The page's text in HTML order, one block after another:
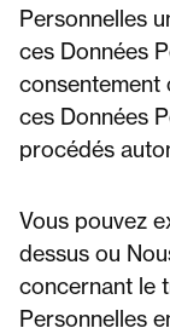
Personnelles
ces Données
consentement
ces Données
procédés
Vous pouvez
dessus ou
concernant le
Personnelles